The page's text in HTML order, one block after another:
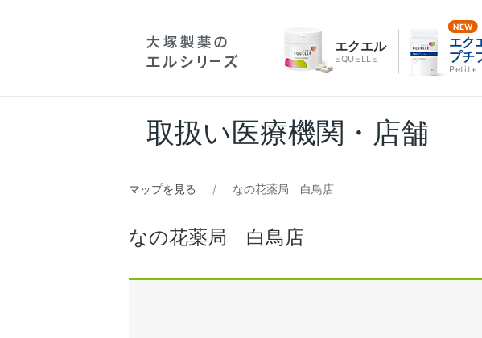
エクエル
EQUELLE
エク
プチ
Petit+
取扱い医療機関・店舗
マップを見る なの花薬局 白鳥店
なの花薬局 白鳥店